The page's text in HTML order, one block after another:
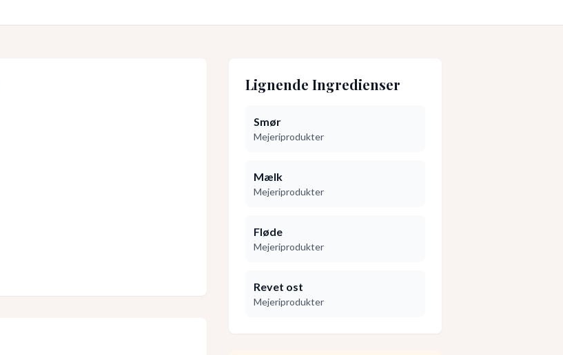
Lignende Ingredienser
Smør
Mejeriprodukter
Mælk
Mejeriprodukter
Fløde
Mejeriprodukter
Revet ost
Mejeriprodukter